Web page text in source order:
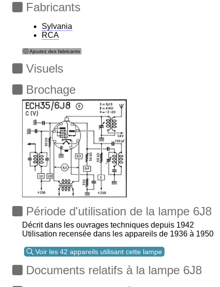
Fabricants
Sylvania
RCA
Ajoutez des fabricants
Visuels
Brochage
Période d'utilisation de la lampe 6J8
Décrit dans les ouvrages techniques depuis 1942
Utilisation recensée dans les appareils de 1936 à 1950
Voir les 42 appareils utilisant cette lampe
Documents relatifs à la lampe 6J8